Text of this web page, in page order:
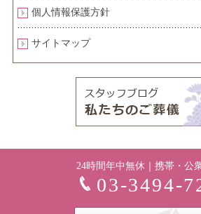
個人情報保護方針
サイトマップ
24時間年中無休｜携帯・公
03-3494-